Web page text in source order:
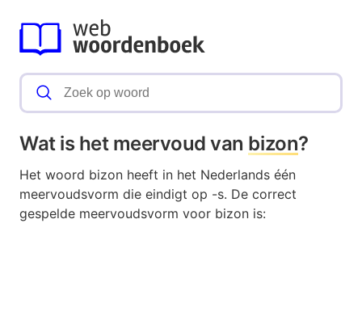
Wat is het meervoud van bizon?
Het woord bizon heeft in het Nederlands één
meervoudsvorm die eindigt op -s. De correct
gespelde meervoudsvorm voor bizon is: